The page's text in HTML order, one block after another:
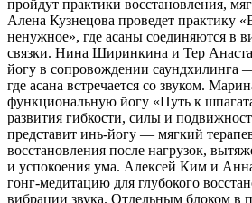
пройдут практики восстановления,
Алена Кузнецова проведет практику
ненужное», где асаны соединяются в
связки. Нина Ширинкина и Тер
йогу в сопровождении саундхилинга
где асана встречается со звуком.
функциональную йогу «Путь к
развития гибкости, силы и
представит инь-йогу — мягкий
восстановления после нагрузок,
и успокоения ума. Алексей Ким и
гонг-медитацию для глубокого
вибрации звука. Отдельным блоком в